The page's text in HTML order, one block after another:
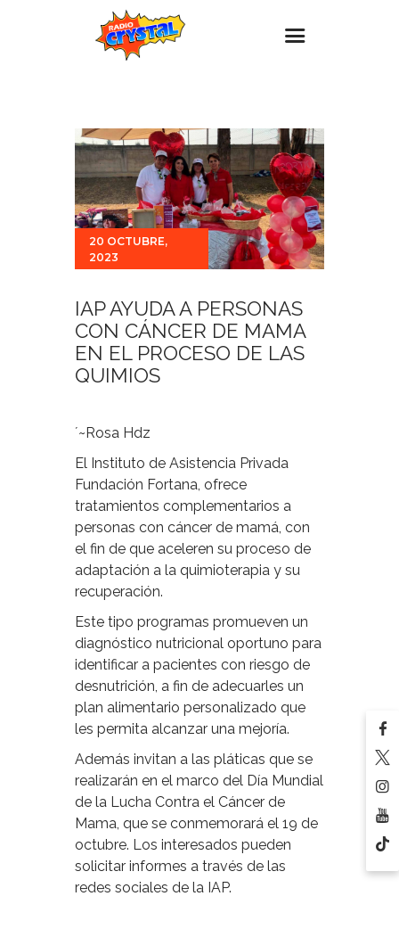
Estaciones
Eventos
Promociones
Noticias
Para ti
20 OCTUBRE,
2023
IAP AYUDA A PERSONAS
CON CÁNCER DE MAMA
EN EL PROCESO DE LAS
QUIMIOS
´~Rosa Hdz
El Instituto de Asistencia Privada
Fundación Fortana, ofrece
tratamientos complementarios a
personas con cáncer de mamá, con
el fin de que aceleren su proceso de
adaptación a la quimioterapia y su
recuperación.
Este tipo programas promueven un
diagnóstico nutricional oportuno para
identificar a pacientes con riesgo de
desnutrición, a fin de adecuarles un
plan alimentario personalizado que
les permita alcanzar una mejoría.
Además invitan a las pláticas que se
realizarán en el marco del Día Mundial
de la Lucha Contra el Cáncer de
Mama, que se conmemorará el 19 de
octubre. Los interesados pueden
solicitar informes a través de las
redes sociales de la IAP.